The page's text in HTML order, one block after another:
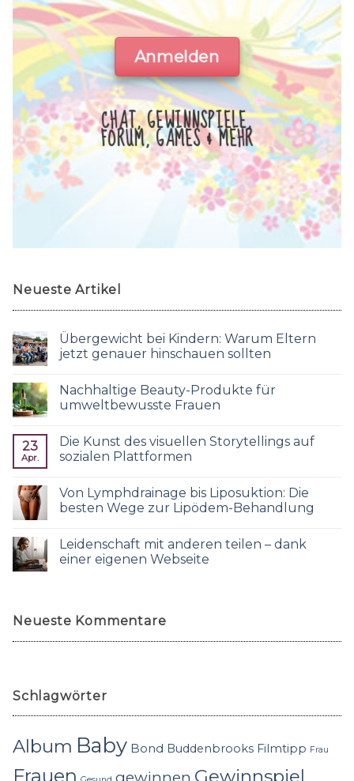
Anmelden
CHAT, GEWINNSPIELE,
FORUM, GAMES & MEHR
Neueste Artikel
Übergewicht bei Kindern: Warum Eltern
jetzt genauer hinschauen sollten
Nachhaltige Beauty-Produkte für
umweltbewusste Frauen
23
Apr.
Die Kunst des visuellen Storytellings auf
sozialen Plattformen
Von Lymphdrainage bis Liposuktion: Die
besten Wege zur Lipödem-Behandlung
Leidenschaft mit anderen teilen – dank
einer eigenen Webseite
Neueste Kommentare
Schlagwörter
Album Baby Bond Buddenbrooks Filmtipp Frau
Frauen Gewinnspiel